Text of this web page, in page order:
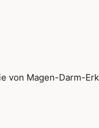
von Magen-Darm-